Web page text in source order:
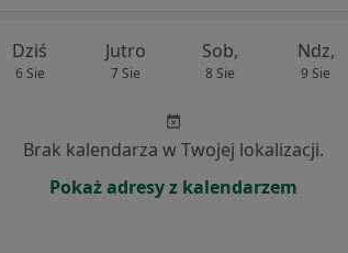
Dziś
6 Sie
Jutro
7 Sie
Sob,
8 Sie
Ndz,
9 Sie
Brak kalendarza w Twojej lokalizacji.
Pokaż adresy z kalendarzem